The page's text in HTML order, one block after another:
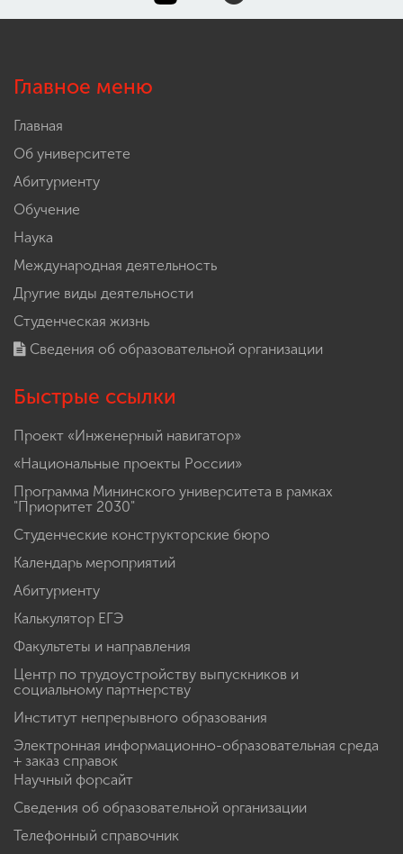
Главное меню
Главная
Об университете
Абитуриенту
Обучение
Наука
Международная деятельность
Другие виды деятельности
Студенческая жизнь
Сведения об образовательной организации
Быстрые ссылки
Проект «Инженерный навигатор»
«Национальные проекты России»
Программа Мининского университета в рамках
"Приоритет 2030"
Студенческие конструкторские бюро
Календарь мероприятий
Абитуриенту
Калькулятор ЕГЭ
Факультеты и направления
Центр по трудоустройству выпускников и
социальному партнерству
Институт непрерывного образования
Электронная информационно-образовательная среда
+ заказ справок
Научный форсайт
Сведения об образовательной организации
Телефонный справочник